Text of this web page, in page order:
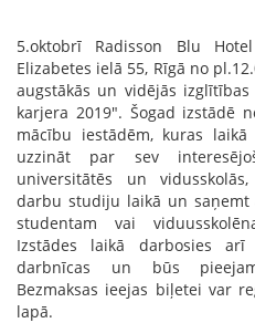
5.oktobrī Radisson Blu
Elizabetes ielā 55, Rīgā no
augstākās un vidējās
karjera 2019". Šogad izstādē
mācību iestādēm, kuras
uzzināt par sev
universitātēs un
darbu studiju laikā un saņemt
studentam vai
Izstādes laikā darbosies arī
darbnīcas un būs
Bezmaksas ieejas biļetei var
lapā.